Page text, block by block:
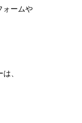
ォームや
、